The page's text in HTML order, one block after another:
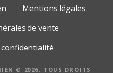
Mentions légales
de vente
© 2026. TOUS DROITS